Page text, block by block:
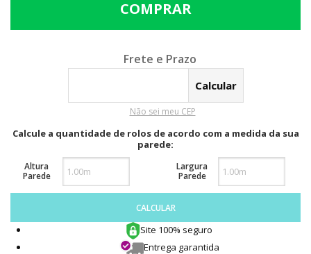
Calcular o Frete
Não sei meu CEP
Calcule a quantidade de rolos de acordo com a medida da sua
parede:
Altura
Parede
Largura
Parede
CALCULAR
Site 100% seguro
Entrega garantida